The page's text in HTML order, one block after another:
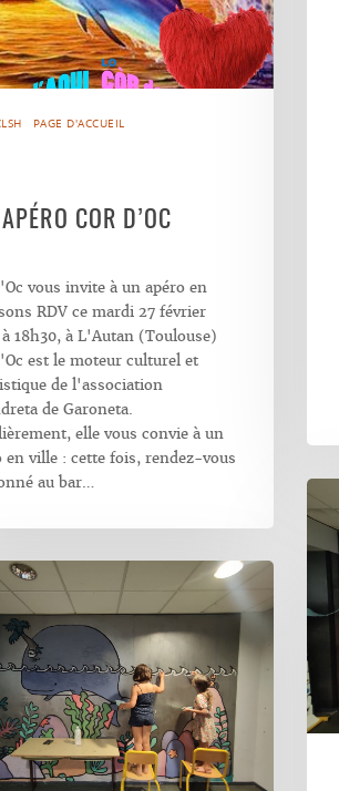
PAGE D'ACCUEIL
APÉRO COR D’OC
vous invite à un apéro en
RDV ce mardi 27 février
18h30, à L'Autan (Toulouse)
est le moteur culturel et
de l'association
de Garoneta.
elle vous convie à un
en ville : cette fois, rendez-vous
au bar…